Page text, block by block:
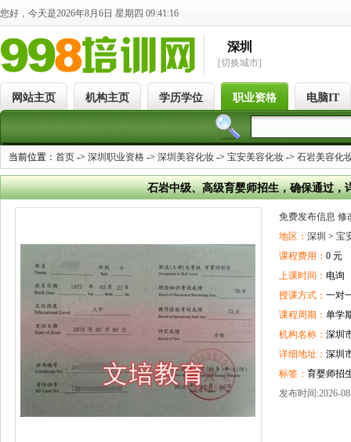
您好，今天是2026年8月6日 星期四 09:41:16
深圳
[切换城市]
网站主页 机构主页 学历学位 职业资格 电脑IT
当前位置： 首页 -> 深圳职业资格 -> 深圳美容化妆 -> 宝安美容化妆 -> 石岩美容化
石岩中级、高级育婴师招生，确保通过，
免费发布信息 修
地区： 深圳 > 宝
课程费用： 0 元
上课时间： 电询
授课方式： 一对
课程周期： 单学
机构名称： 深圳
详细地址： 深圳
标签： 育婴师招
发布时间:2026-